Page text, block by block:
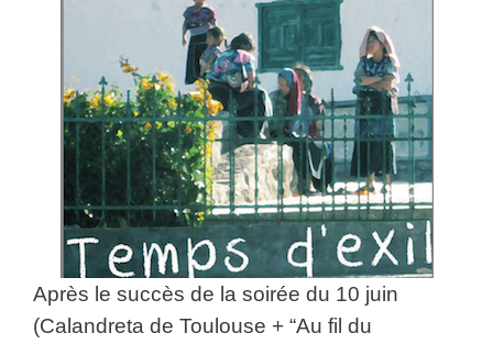
Après le succès de la soirée du 10 juin
(Calandreta de Toulouse + “Au fil du